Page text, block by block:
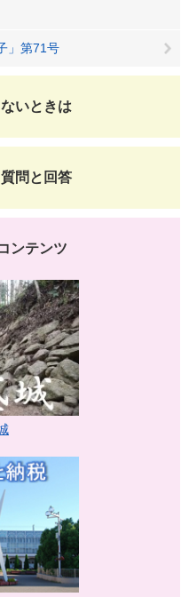
」第71号
いときは
問と回答
ンテンツ